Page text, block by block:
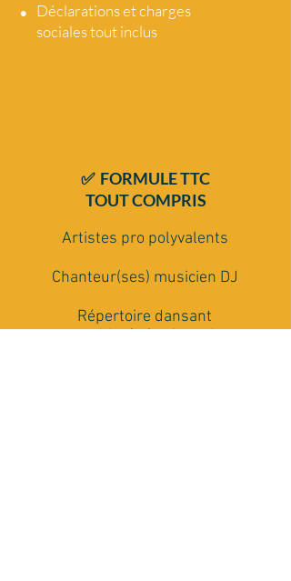
• Déclarations et charges
sociales toutinclus
✅ FORMULE TTC
TOUT COMPRIS
Artistes pro polyvalents
Chanteur(ses) musicien DJ
Répertoire dansant